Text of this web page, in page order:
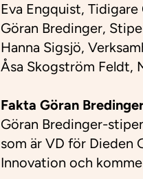
Eva Engquist,
Göran Bredinger,
Hanna Sigsjö,
Åsa Skogström Feldt,
Fakta Göran
Göran Bredinger-
som är VD för Dieden
Innovation och